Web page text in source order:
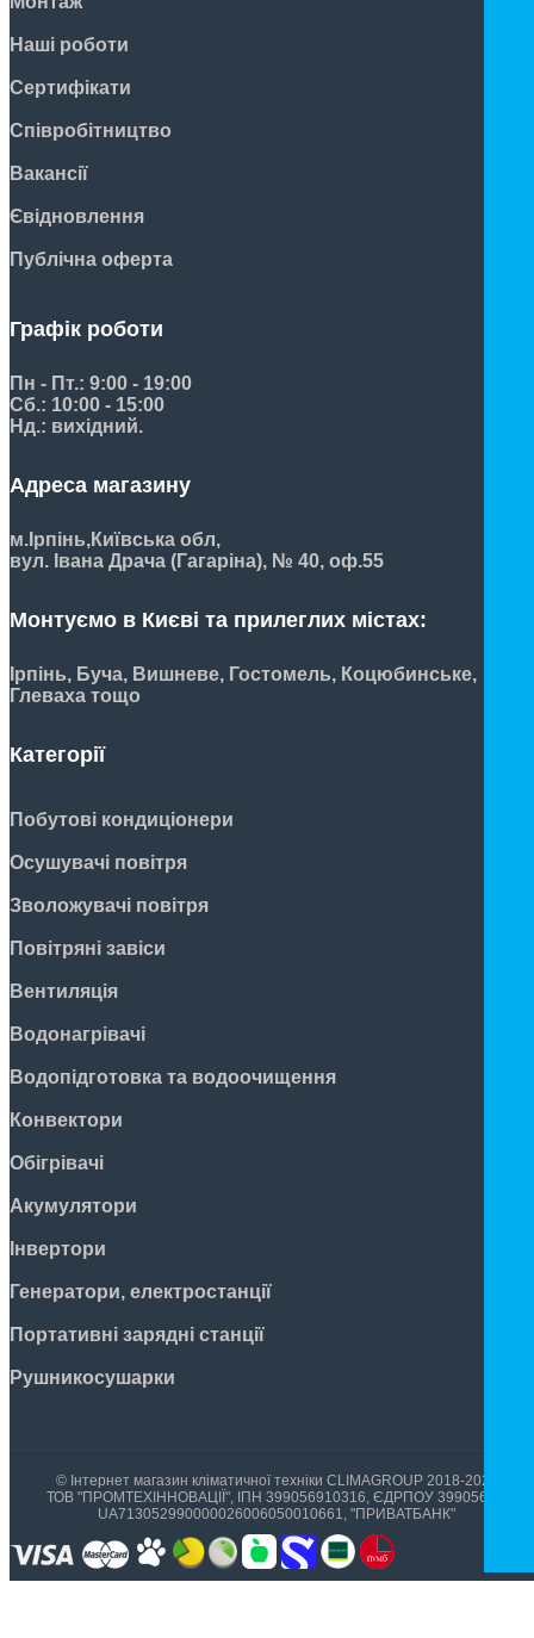
Наші роботи
Сертифікати
Співробітництво
Вакансії
Євідновлення
Публічна оферта
Графік роботи
Пн - Пт.: 9:00 - 19:00
Сб.: 10:00 - 15:00
Нд.: вихідний.
Адреса магазину
м.Ірпінь,Київська обл,
вул. Івана Драча (Гагаріна), № 40, оф.55
Монтуємо в Києві та прилеглих містах:
Ірпінь, Буча, Вишневе, Гостомель, Коцюбинське,
Глеваха тощо
Категорії
Побутові кондиціонери
Осушувачі повітря
Зволожувачі повітря
Повітряні завіси
Вентиляція
Водонагрівачі
Водопідготовка та водоочищення
Конвектори
Обігрівачі
Акумулятори
Інвертори
Генератори, електростанції
Портативні зарядні станції
Рушникосушарки
© Інтернет магазин кліматичної техніки CLIMAGROUP 2018-2026
ТОВ "ПРОМТЕХІННОВАЦІЇ", ІПН 399056910316, ЄДРПОУ 39905699,
UA713052990000026006050010661, "ПРИВАТБАНК"